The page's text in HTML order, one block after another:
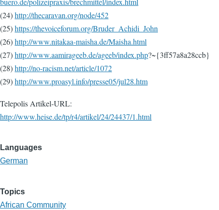
(24)http://thecaravan.org/node/452
(25)https://thevoiceforum.org/Bruder_Achidi_John
(26)http://www.nitakaa-maisha.de/Maisha.html
(27)http://www.aamirageeb.de/ageeb/index.php?~{3ff57a8a28ccb}
(28)http://no-racism.net/article/1072
(29)http://www.proasyl.info/presse05/jul28.htm
Telepolis Artikel-URL:
http://www.heise.de/tp/r4/artikel/24/24437/1.html
Languages
German
Topics
African Community